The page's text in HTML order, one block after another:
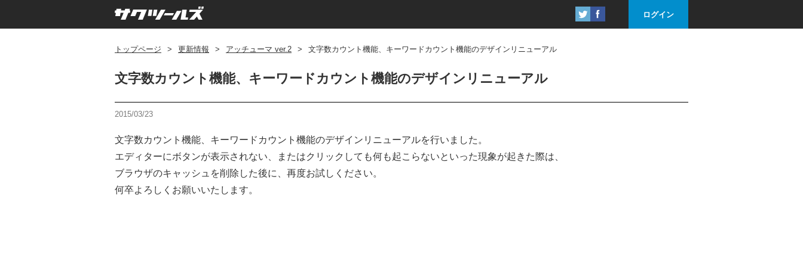
ログイン
トップページ > 更新情報 > アッチューマ ver.2 > 文字数カウント機能、キーワードカウント機能のデザインリニューアル
文字数カウント機能、キーワードカウント機能のデザインリニューアル
2015/03/23
文字数カウント機能、キーワードカウント機能のデザインリニューアルを行いました。
エディターにボタンが表示されない、またはクリックしても何も起こらないといった現象が起きた際は、
ブラウザのキャッシュを削除した後に、再度お試しください。
何卒よろしくお願いいたします。